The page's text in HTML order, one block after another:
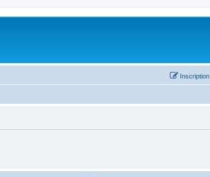
Inscription